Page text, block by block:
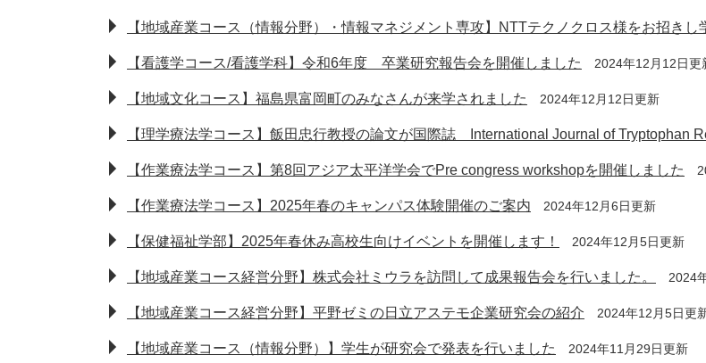
【地域産業コース（情報分野）・情報マネジメント専攻】NTTテクノクロス様をお招き
【看護学コース/看護学科】令和6年度 卒業研究報告会を開催しました 2024年12月12日更
【地域文化コース】福島県富岡町のみなさんが来学されました 2024年12月12日更新
【理学療法学コース】飯田忠行教授の論文が国際誌 International Journal of Tryptophan
【作業療法学コース】第8回アジア太平洋学会でPre congress workshopを開催しました
【作業療法学コース】2025年春のキャンパス体験開催のご案内 2024年12月6日更新
【保健福祉学部】2025年春休み高校生向けイベントを開催します！ 2024年12月5日更新
【地域産業コース経営分野】株式会社ミウラを訪問して成果報告会を行いました。 2024
【地域産業コース経営分野】平野ゼミの日立アステモ企業研究会の紹介 2024年12月5日更
【地域産業コース（情報分野）】学生が研究会で発表を行いました 2024年11月29日更新